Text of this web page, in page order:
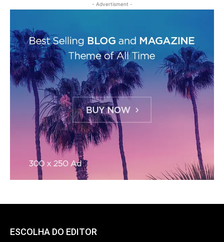
- Advertisment -
ESCOLHA DO EDITOR